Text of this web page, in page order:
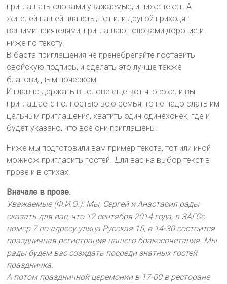
приглашать словами уважаемые, и ниже текст. А
жителей нашей планеты, тот или другой приходят
вашими приятелями, приглашают словами дорогие и
ниже по тексту.
В баста приглашения не пренебрегайте поставить
свойскую подпись, и сделать это лучше также
благовидным почерком.
И главно держать в голове еще вот что ежели вы
приглашаете полностью всю семья, то не надо слать им
цельным приглашения, хватить один-одинехонек, где и
будет указано, что все они приглашены.
Ниже мы подготовили вам пример текста, тот или иной
можнож пригласить гостей. Для вас на выбор текст в
прозе и в стихах.
Вначале в прозе.
Уважаемые (Ф.И.О.). Мы, Сергей и Анастасия рады
сказать для вас, что 12 сентября 2014 года, в ЗАГСе
номер 7 по адресу улица Русская 15, в 14-30 состоится
праздничная регистрация нашего бракосочетания. Мы
рады будем вас созидать посреди знатных гостей
праздничка.
А потом праздничной церемонии в 17-00 в ресторане